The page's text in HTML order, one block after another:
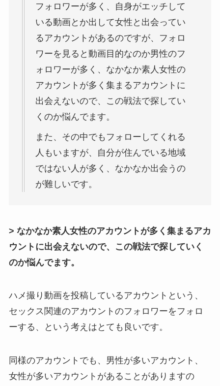
フォロワーが多く、自身がエッチして
いる動画とか出して女性と出会ってい
るアカウントがあるのですが、フォロ
ワーを見ると動画目的なのか男性のフ
ォロワーが多く、なかなか素人女性の
アカウントが多く集まるアカウントに
出会えないので、この戦法で探してい
くのか悩んでます。
また、その中でもフォローしてくれる
人もいますが、自分が住んでいる地域
ではない人が多く、なかなか出会うの
が難しいです。
> なかなか素人女性のアカウントが多く集まるアカ
ウントに出会えないので、この戦法で探していく
のか悩んでます。
ハメ撮り動画を投稿しているアカウントという、
セックス関連のアカウントのフォロワーをフォロ
ーする、という考えはとても良いです。
同様のアカウントでも、男性が多いアカウント、
女性が多いアカウントがあることがありますの